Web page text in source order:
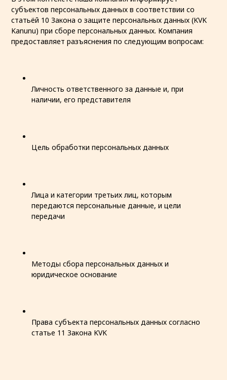
субъектов персональных данных в соответствии со
статьёй 10 Закона о защите персональных данных (KVK
Kanunu) при сборе персональных данных. Компания
предоставляет разъяснения по следующим вопросам:
Личность ответственного за данные и, при
наличии, его представителя
Цель обработки персональных данных
Лица и категории третьих лиц, которым
передаются персональные данные, и цели
передачи
Методы сбора персональных данных и
юридическое основание
Права субъекта персональных данных согласно
статье 11 Закона KVK